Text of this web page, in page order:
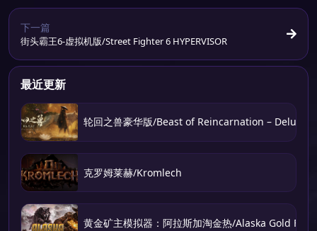
下一篇
街头霸王6-虚拟机版/Street Fighter 6 HYPERVISOR
最近更新
轮回之兽豪华版/Beast of Reincarnation – Deluxe
克罗姆莱赫/Kromlech
黄金矿主模拟器：阿拉斯加淘金热/Alaska Gold